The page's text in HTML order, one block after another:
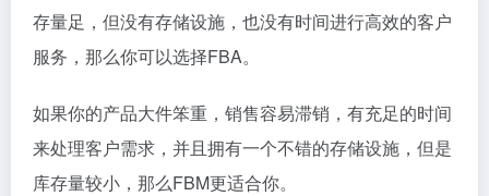
存量足，但没有存储设施，也没有时间进行高效的客户
服务，那么你可以选择FBA。
如果你的产品大件笨重，销售容易滞销，有充足的时间
来处理客户需求，并且拥有一个不错的存储设施，但是
库存量较小，那么FBM更适合你。